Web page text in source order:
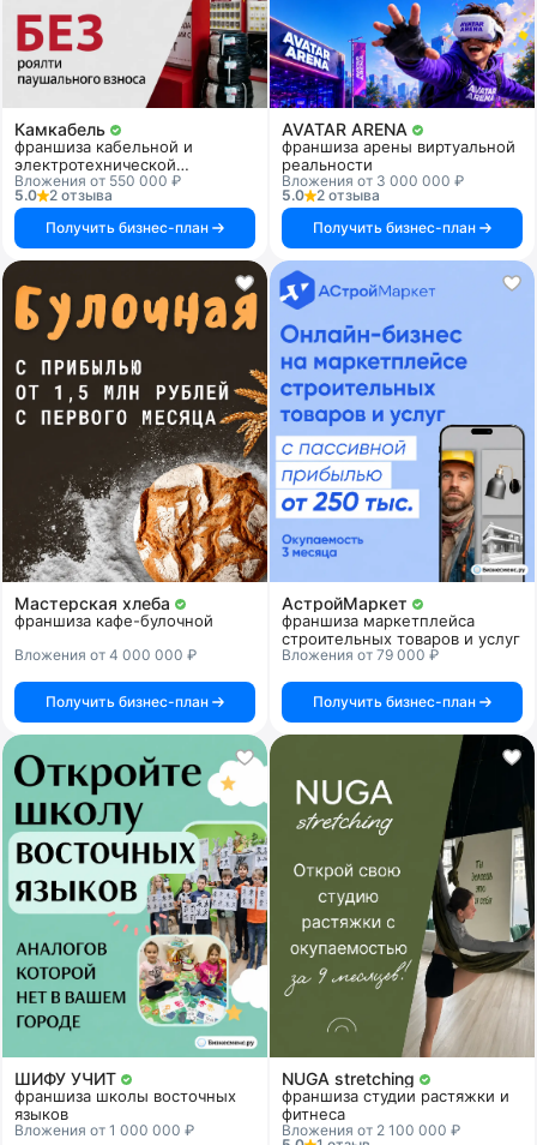
Камкабель
франшиза кабельной и
электротехнической
продукции
Вложения от 550 000 ₽
5.0
2 отзыва
Получить бизнес-план
AVATAR ARENA
франшиза арены виртуальной
реальности
Вложения от 3 000 000 ₽
5.0
2 отзыва
Получить бизнес-план
Мастерская хлеба
франшиза кафе-булочной
Вложения от 4 000 000 ₽
Получить бизнес-план
АстройМаркет
франшиза маркетплейса
строительных товаров и услуг
Вложения от 79 000 ₽
Получить бизнес-план
ШИФУ УЧИТ
франшиза школы восточных
языков
Вложения от 1 000 000 ₽
NUGA stretching
франшиза студии растяжки и
фитнеса
Вложения от 2 100 000 ₽